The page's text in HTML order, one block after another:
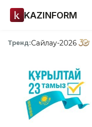
KAZINFORM
Тренд:Сайлау-2026